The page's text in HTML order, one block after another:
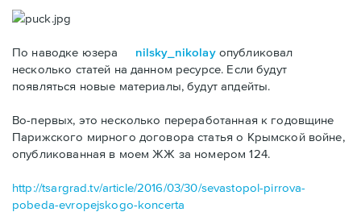
По наводке юзера nilsky_nikolayопубликовал
несколько статей на данном ресурсе. Если будут
появляться новые материалы, будут апдейты.
Во-первых, это несколько переработанная к годовщине
Парижского мирного договора статья о Крымской войне,
опубликованная в моем ЖЖ за номером 124.
http://tsargrad.tv/article/2016/03/30/sevastopol-pirrova-
pobeda-evropejskogo-koncerta